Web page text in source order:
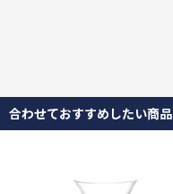
合わせておすすめしたい商品